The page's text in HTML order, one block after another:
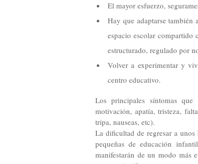
El mayor esfuerzo,
Hay que adaptarse también
espacio escolar compartido
estructurado, regulado por
Volver a experimentar y
centro educativo.
Los principales síntomas
motivación, apatía, tristeza,
tripa, nauseas, etc).
La dificultad de regresar a
pequeñas de educación
manifestarán de un modo más